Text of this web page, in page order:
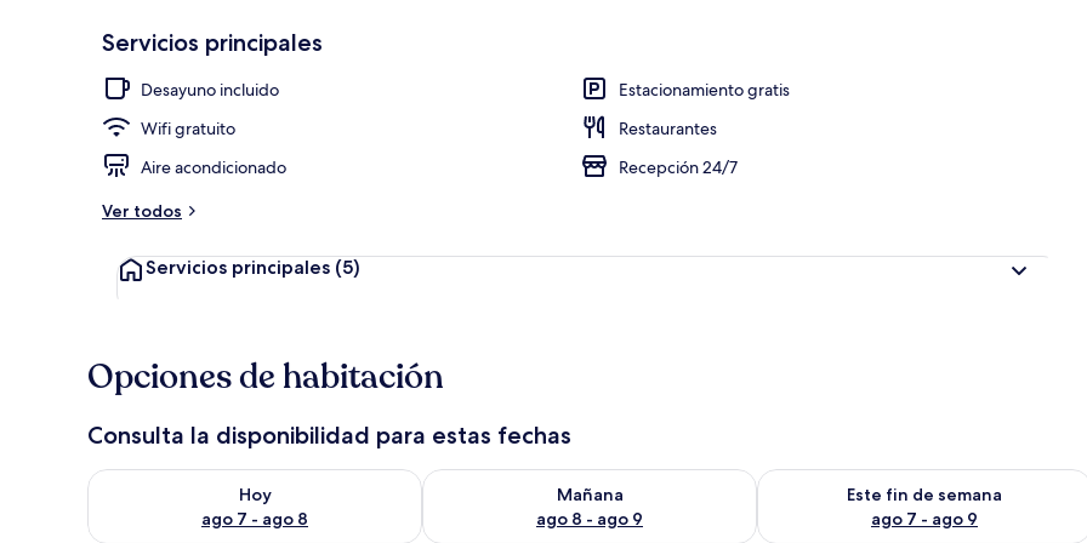
Servicios principales
Desayuno incluido
Estacionamiento gratis
Wifi gratuito
Restaurantes
Aire acondicionado
Recepción 24/7
Ver todos
Servicios principales (5)
Opciones de habitación
Consulta la disponibilidad para estas fechas
Hoy
ago 7 - ago 8
Consulta la disponibilidad para hoy ago 7 - ago 8
Mañana
ago 8 - ago 9
Consulta la disponibilidad para mañana ago 8 - ago 9
Este fin de semana
ago 7 - ago 9
Consulta la disponibilidad para este